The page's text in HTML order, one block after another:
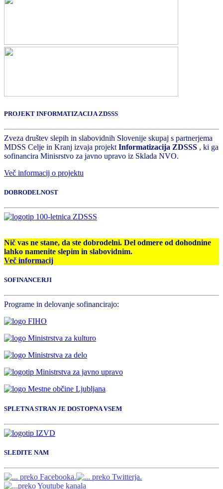
PROJEKT INFORMATIZACIJA ZDSSS
Zveza društev slepih in slabovidnih Slovenije skupaj s partnerjema
MDSS Celje in Kranj izvaja projekt Informatizacija ZDSSS , ki ga
sofinancira Minisrstvo za javno upravo iz Sklada NVO.
Več informacij o projektu
DOBRODELNOST
Nič vas ne stane, da ste dobrodelni. Del odmere od dohodnine
lahko namenite slepim in slabovidnim.
Več informacij
SOFINANCERJI
Programe in delovanje sofinancirajo:
SPLETNA STRAN JE DOSTOPNA VSEM
SLEDITE NAM